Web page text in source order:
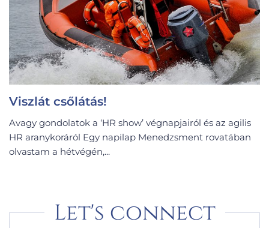
Viszlát csőlátás!
Avagy gondolatok a ‘HR show’ végnapjairól és az agilis
HR aranykoráról Egy napilap Menedzsment rovatában
olvastam a hétvégén,...
Let's connect